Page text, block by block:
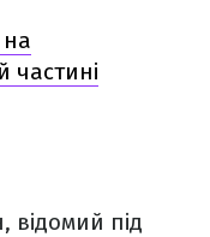
частині
відомий під